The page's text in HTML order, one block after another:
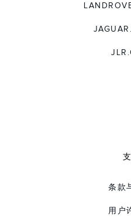
条款
用户